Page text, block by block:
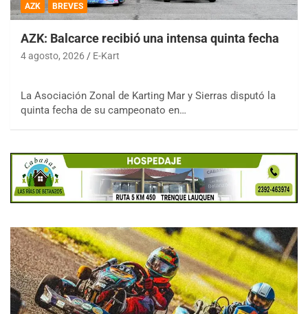
AZK BREVES
AZK: Balcarce recibió una intensa quinta fecha
4 agosto, 2026 E-Kart
La Asociación Zonal de Karting Mar y Sierras disputó la
quinta fecha de su campeonato en…